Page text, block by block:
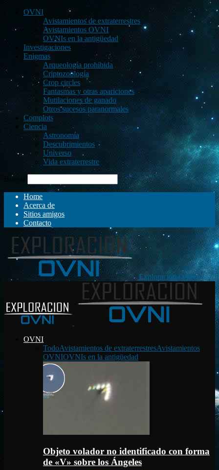
OVNI
Avistamientos de extraterrestres
Avistamientos OVNI
OVNIs en la antigüedad
Investigaciones
Enigmas
Arqueología prohibida
Criptozoología
Crop circles
Fantasmas y otras apariciones
Mutilaciones de ganado
Otros sucesos paranormales
Complots
Ciencia
Astronomía
Descubrimientos
Universo
Vida extraterrestre
Buscar
Home
Acerca de
Sitios amigos
Contacto
Exploración OVNI
OVNI
TodoAvistamientos de extraterrestresAvistamientos
OVNIOVNIs en la antigüedad
Objeto volador no identificado con forma
de «V» sobre los Ángeles